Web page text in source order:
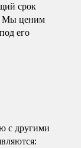
срок
Мы ценим
его
с другими